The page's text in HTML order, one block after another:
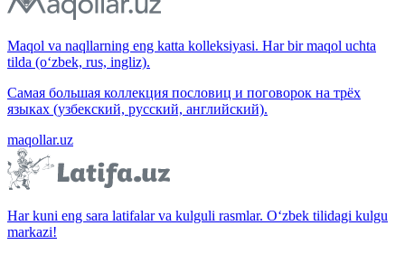
Maqol va naqllarning eng katta kolleksiyasi. Har bir maqol uchta
tilda (o‘zbek, rus, ingliz).
Самая большая коллекция пословиц и поговорок на трёх
языках (узбекский, русский, английский).
maqollar.uz
Har kuni eng sara latifalar va kulguli rasmlar. O‘zbek tilidagi kulgu
markazi!